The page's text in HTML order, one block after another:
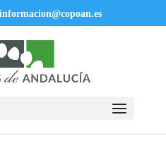
informacion@copoan.es